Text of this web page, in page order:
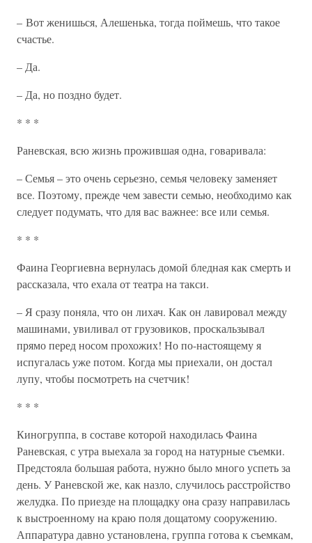
– Вот женишься, Алешенька, тогда поймешь, что такое
счастье.
– Да.
– Да, но поздно будет.
* * *
Раневская, всю жизнь прожившая одна, говаривала:
– Семья – это очень серьезно, семья человеку заменяет
все. Поэтому, прежде чем завести семью, необходимо как
следует подумать, что для вас важнее: все или семья.
* * *
Фаина Георгиевна вернулась домой бледная как смерть и
рассказала, что ехала от театра на такси.
– Я сразу поняла, что он лихач. Как он лавировал между
машинами, увиливал от грузовиков, проскальзывал
прямо перед носом прохожих! Но по-настоящему я
испугалась уже потом. Когда мы приехали, он достал
лупу, чтобы посмотреть на счетчик!
* * *
Киногруппа, в составе которой находилась Фаина
Раневская, с утра выехала за город на натурные съемки.
Предстояла большая работа, нужно было много успеть за
день. У Раневской же, как назло, случилось расстройство
желудка. По приезде на площадку она сразу направилась
к выстроенному на краю поля дощатому сооружению.
Аппаратура давно установлена, группа готова к съемкам,